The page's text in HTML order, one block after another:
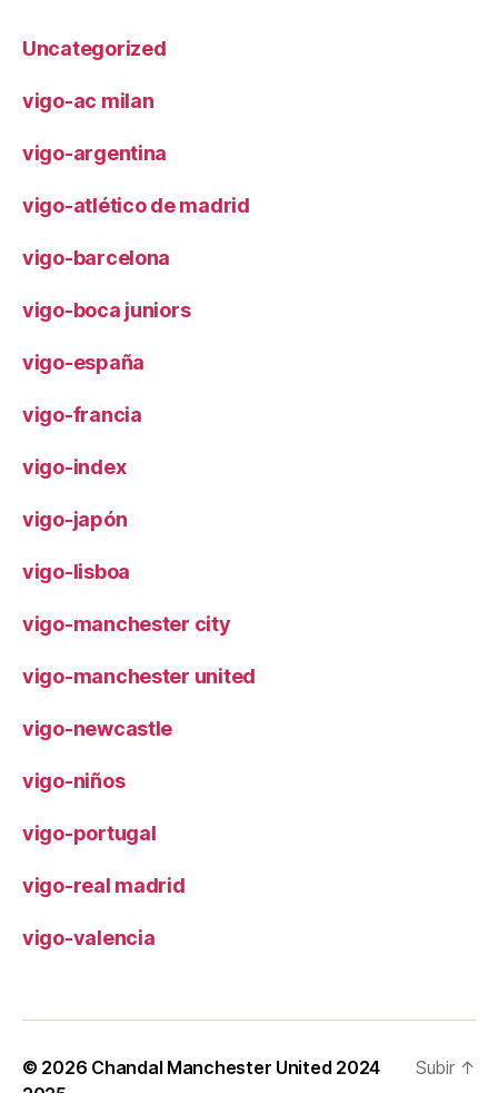
Uncategorized
vigo-ac milan
vigo-argentina
vigo-atlético de madrid
vigo-barcelona
vigo-boca juniors
vigo-españa
vigo-francia
vigo-index
vigo-japón
vigo-lisboa
vigo-manchester city
vigo-manchester united
vigo-newcastle
vigo-niños
vigo-portugal
vigo-real madrid
vigo-valencia
© 2026 Chandal Manchester United 2024
Subir ↑